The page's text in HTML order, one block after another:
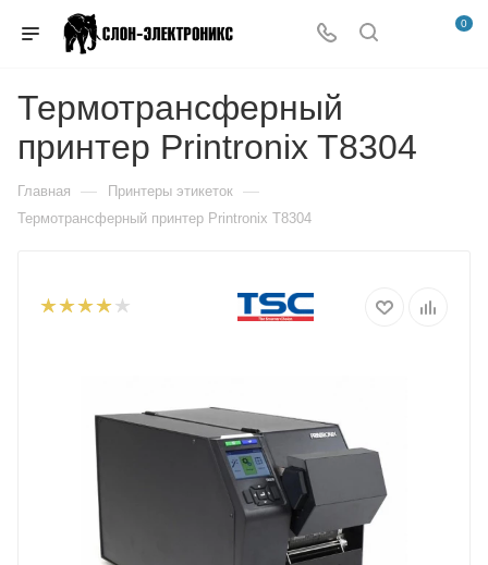
0
Термотрансферный
принтер Printronix T8304
Главная — Принтеры этикеток —
Термотрансферный принтер Printronix T8304